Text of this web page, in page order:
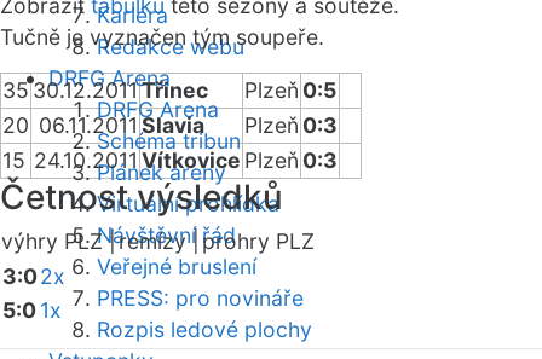
Kariéra
Redakce webu
DRFG Arena
DRFG Arena
Schéma tribun
Plánek areny
Virtuální prohlídka
Návštěvní řád
Veřejné bruslení
PRESS: pro novináře
Rozpis ledové plochy
Zobrazit tabulku této sezóny a soutěže.
Tučně je vyznačen tým soupeře.
3530.12.2011Třinec Plzeň 0:5
20 06.11.2011 Slavia Plzeň 0:3
15 24.10.2011 Vítkovice Plzeň 0:3
Četnost výsledků
výhry PLZ |remízy | prohry PLZ
3:02x
5:01x